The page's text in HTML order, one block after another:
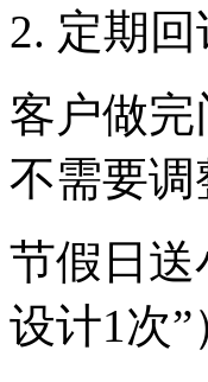
2. 定期
客户做
不需要调
节假日送
设计1次”